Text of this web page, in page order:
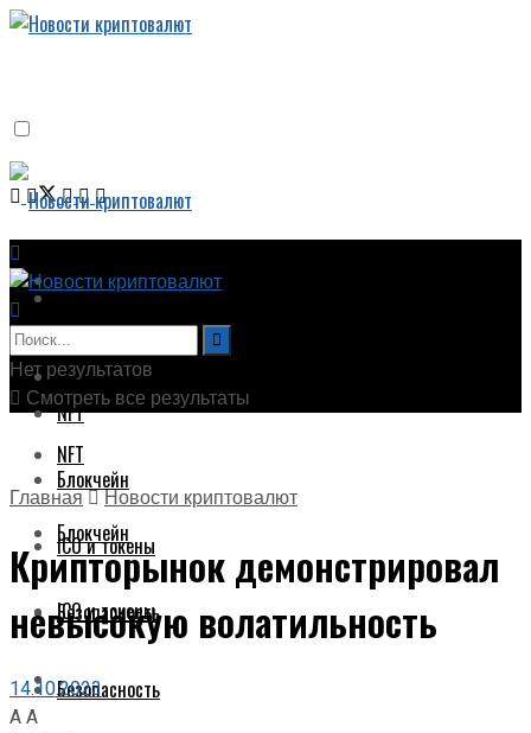
Новости криптовалют
Биткоин
NFT
Блокчейн
ICO и токены
Безопасность
Новости криптовалют
Биткоин
NFT
Блокчейн
ICO и токены
Безопасность
Нет результатов
Смотреть все результаты
Главная Новости криптовалют
Крипторынок демонстрировал
невысокую волатильность
14.10.2023
AA